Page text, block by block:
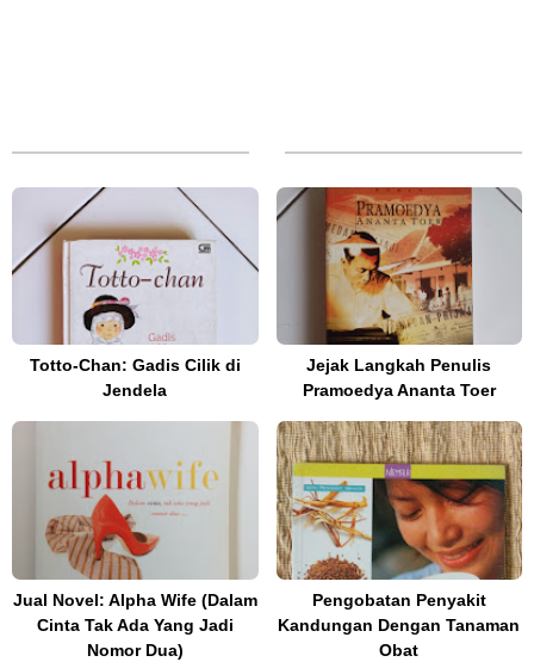
Totto-Chan: Gadis Cilik di
Jendela
Jejak Langkah Penulis
Pramoedya Ananta Toer
Jual Novel: Alpha Wife (Dalam
Cinta Tak Ada Yang Jadi
Nomor Dua)
Pengobatan Penyakit
Kandungan Dengan Tanaman
Obat